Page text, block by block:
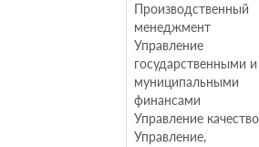
Производственный
менеджмент
Управление
государственными и
муниципальными
финансами
Управление
Управление,